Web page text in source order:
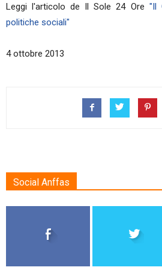
Leggi l'articolo de Il Sole 24 Ore "Il
politiche sociali"
4 ottobre 2013
Social Anffas